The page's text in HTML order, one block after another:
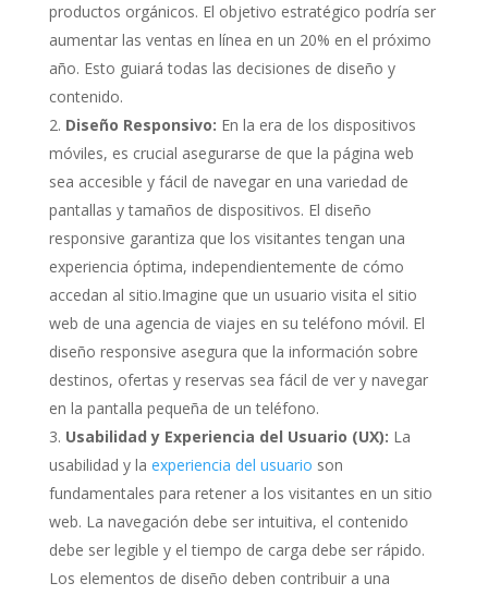
productos orgánicos. El objetivo estratégico podría ser
aumentar las ventas en línea en un 20% en el próximo
año. Esto guiará todas las decisiones de diseño y
contenido.
Diseño Responsivo: En la era de los dispositivos
móviles, es crucial asegurarse de que la página web
sea accesible y fácil de navegar en una variedad de
pantallas y tamaños de dispositivos. El diseño
responsive garantiza que los visitantes tengan una
experiencia óptima, independientemente de cómo
accedan al sitio.Imagine que un usuario visita el sitio
web de una agencia de viajes en su teléfono móvil. El
diseño responsive asegura que la información sobre
destinos, ofertas y reservas sea fácil de ver y navegar
en la pantalla pequeña de un teléfono.
Usabilidad y Experiencia del Usuario (UX): La
usabilidad y la experiencia del usuario son
fundamentales para retener a los visitantes en un sitio
web. La navegación debe ser intuitiva, el contenido
debe ser legible y el tiempo de carga debe ser rápido.
Los elementos de diseño deben contribuir a una